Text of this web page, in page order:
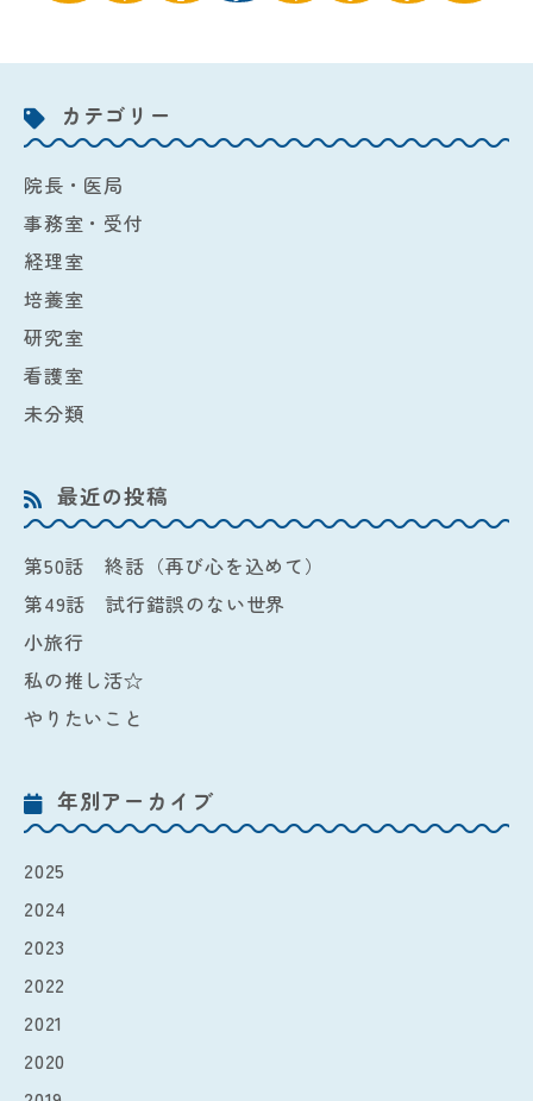
カテゴリー
院長・医局
事務室・受付
経理室
培養室
研究室
看護室
未分類
最近の投稿
第50話 終話（再び心を込めて）
第49話 試行錯誤のない世界
小旅行
私の推し活☆
やりたいこと
年別アーカイブ
2025
2024
2023
2022
2021
2020